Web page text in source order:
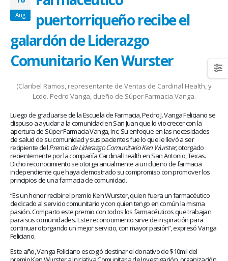
Aug
puertorriqueño recibe el
galardón de Liderazgo
Comunitario Ken Wurster
(Claribel Ramos, representante de Ventas de Cardinal Health, y
Lcdo. Pedro Vanga, dueño de Súper Farmacia Vanga.
Luego de graduarse de la Escuela de Farmacia, Pedro J. Vanga Feliciano se
dispuso a ayudar a la comunidad en San Juan que lo vio crecer con la
apertura de Súper Farmacia Vanga, Inc. Su enfoque en las necesidades
de salud de su comunidad y sus pacientes fue lo que le llevó a ser
recipiente delPremio de Liderazgo Comunitario Ken Wurster,otorgado
recientemente por la compañía Cardinal Health en San Antonio, Texas.
Dicho reconocimiento se otorga anualmente a un dueño de farmacia
independiente que haya demostrado su compromiso con promover los
principios de una farmacia de comunidad.
“Es un honor recibir el premio Ken Wurster, quien fuera un farmacéutico
dedicado al servicio comunitario y con quien tengo en común la misma
pasión. Comparto este premio con todos los farmacéuticos que trabajan
para sus comunidades. Este reconocimiento sirve de inspiración para
continuar otorgando un mejor servicio, con mayor pasión”, expresó Vanga
Feliciano.
Este año, Vanga Feliciano escogió destinar el donativo de $10mil del
May 28, 2026